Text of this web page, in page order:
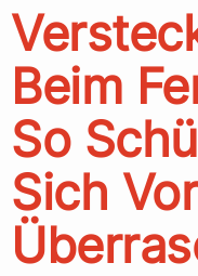
Beim
So
Sich